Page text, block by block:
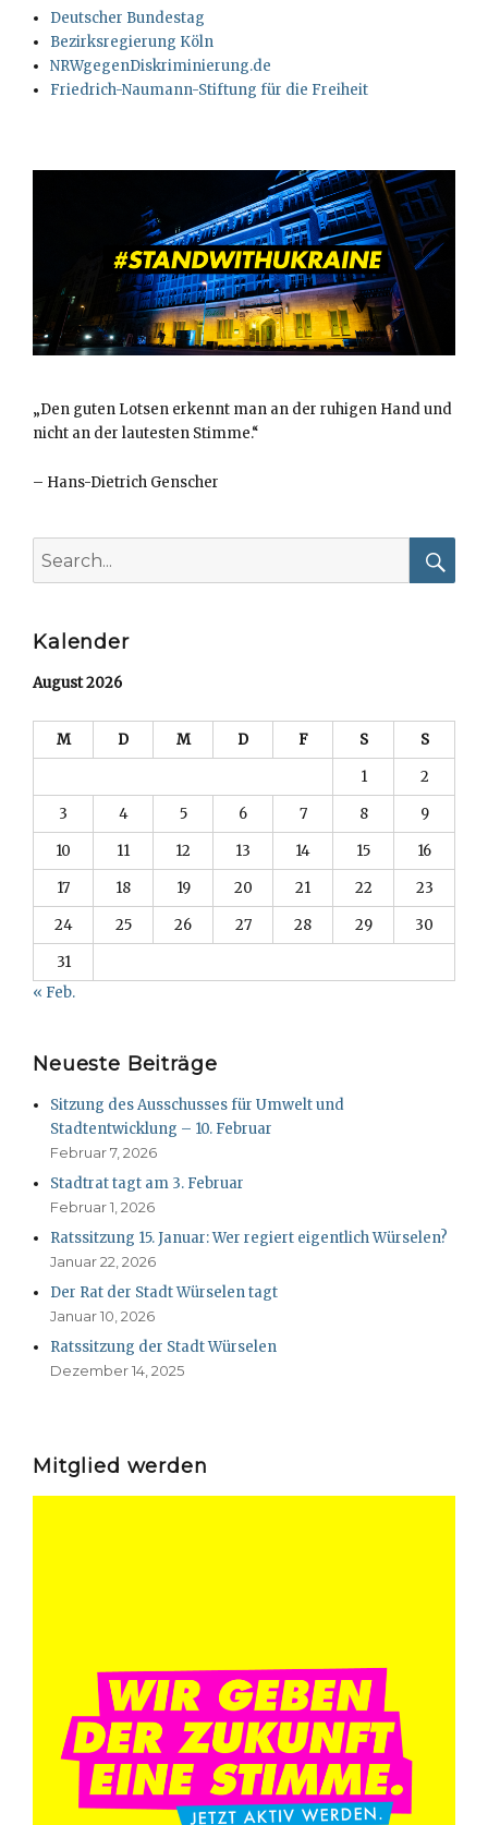
Deutscher Bundestag
Bezirksregierung Köln
NRWgegenDiskriminierung.de
Friedrich-Naumann-Stiftung für die Freiheit
„Den guten Lotsen erkennt man an der ruhigen Hand und
nicht an der lautesten Stimme.“
– Hans-Dietrich Genscher
for:
Kalender
August 2026
M D M D F S
S
1
2
3
4 5 6 7 8
9
10
11 12 13 14 15
16
17
18 19 20 21 22
23
24
25 26 27 28 29
30
31
« Feb.
Neueste Beiträge
Sitzung des Ausschusses für Umwelt und
Stadtentwicklung – 10. Februar
Februar 7, 2026
Stadtrat tagt am 3. Februar
Februar 1, 2026
Ratssitzung 15. Januar: Wer regiert eigentlich Würselen?
Januar 22, 2026
Der Rat der Stadt Würselen tagt
Januar 10, 2026
Ratssitzung der Stadt Würselen
Dezember 14, 2025
Mitglied werden